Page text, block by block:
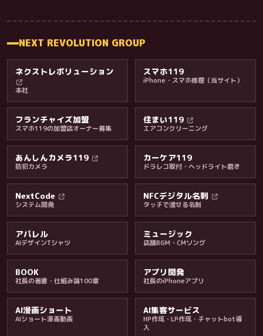
料金・保証・ご案内
NEXT REVOLUTION GROUP
ネクストレボリューション
本社
スマホ119
iPhone・スマホ修理（当サイト）
フランチャイズ加盟
スマホ119の加盟店オーナー募集
住まい119
エアコンクリーニング
あんしんカメラ119
防犯カメラ
カーケア119
ドラレコ取付・ヘッドライト磨き
NextCode
システム開発
NFCデジタル名刺
タッチで渡せる名刺
アパレル
AIデザインTシャツ
ミュージック
店舗BGM・CMソング
BOOK
社長の著書・仕組み論100章
アプリ開発
社長のiPhoneアプリ
AI漫画ショート
AIショート漫画動画
AI集客サービス
HP作成・LP作成・チャットbot導
入